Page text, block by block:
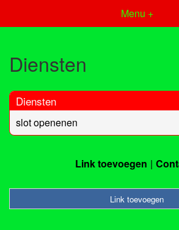
Menu +
Diensten
Diensten
slot openenen
Link toevoegen
Link toevoegen